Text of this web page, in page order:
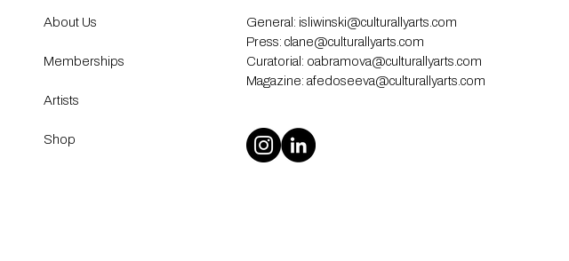
About Us
Memberships
Artists
Shop
General: isliwinski@culturallyarts.com
Press: clane@culturallyarts.com
Curatorial: oabramova@culturallyarts.com
Magazine: afedoseeva@culturallyarts.com